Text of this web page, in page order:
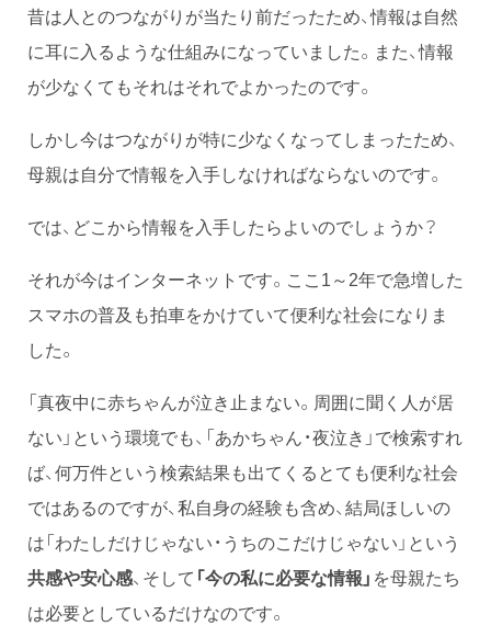
昔は人とのつながりが当たり前だったため、情報は自然
に耳に入るような仕組みになっていました。また、情報
が少なくてもそれはそれでよかったのです。
しかし今はつながりが特に少なくなってしまったため、
母親は自分で情報を入手しなければならないのです。
では、どこから情報を入手したらよいのでしょうか？
それが今はインターネットです。ここ1～2年で急増した
スマホの普及も拍車をかけていて便利な社会になりま
した。
「真夜中に赤ちゃんが泣き止まない。周囲に聞く人が居
ない」という環境でも、「あかちゃん・夜泣き」で検索すれ
ば、何万件という検索結果も出てくるとても便利な社会
ではあるのですが、私自身の経験も含め、結局ほしいの
は「わたしだけじゃない・うちのこだけじゃない」という
共感や安心感、そして 「今の私に必要な情報」 を母親たち
は必要としているだけなのです。